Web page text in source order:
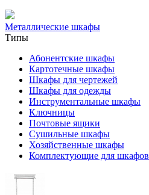
Металлические шкафы
Типы
Абонентские шкафы
Картотечные шкафы
Шкафы для чертежей
Шкафы для одежды
Инструментальные шкафы
Ключницы
Почтовые ящики
Сушильные шкафы
Хозяйственные шкафы
Комплектующие для шкафов